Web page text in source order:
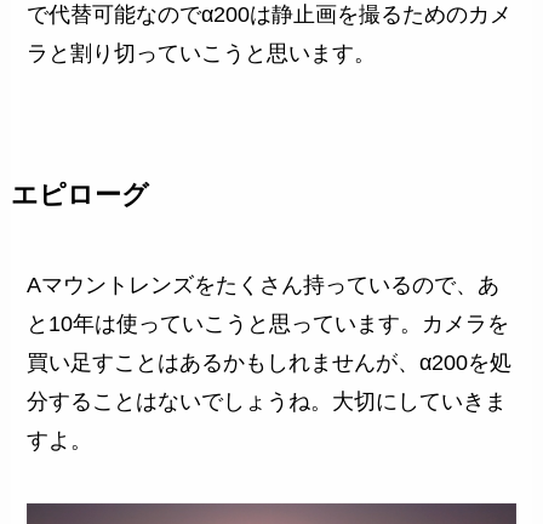
で代替可能なのでα200は静止画を撮るためのカメ
ラと割り切っていこうと思います。
エピローグ
Aマウントレンズをたくさん持っているので、あ
と10年は使っていこうと思っています。カメラを
買い足すことはあるかもしれませんが、α200を処
分することはないでしょうね。大切にしていきま
すよ。